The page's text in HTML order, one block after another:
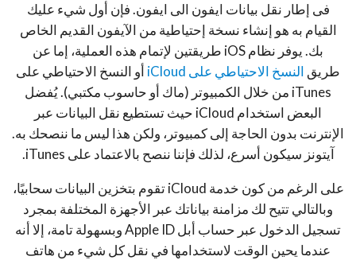
فى إطار نقل بيانات ايفون الى ايفون. فإن أول شيء عليك
القيام به هو إنشاء نسخة إحتياطية من الآيفون القديم الخاص
بك. يوفر نظام iOS طريقتين لإتمام هذه العملية، إما عن
طريق النسخ الاحتياطي على iCloud
أو النسخ الاحتياطي على
iTunes من خلال الكمبيوتر (ماك أو حاسوب مكتبي). يُفضل
البعض استخدام iCloud حيث تستطيع نقل البيانات عبر
الإنترنت بدون الحاجة إلى كمبيوتر، ولكن هذا ليس ما ننصحك به.
آيتونز سيكون أسرع، لذلك فإننا ننصح بالاعتماد على iTunes.
على الرغم من كون خدمة iCloud تقوم بتخزين البيانات سحابيًا،
وبالتالي تتيح لك مزامنة بياناتك عبر الأجهزة المختلفة بمجرد
تسجيل الدخول عبر حساب أبل Apple ID وبسهولة تامة، إلا أنه
عندما يحين الوقت لاستخدامها في نقل كل شيء من هاتف